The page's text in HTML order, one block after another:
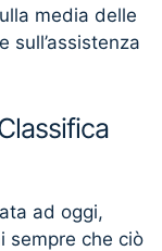
media delle
sull’assistenza
ad oggi,
sempre che ciò